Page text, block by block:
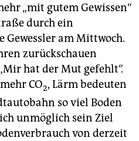
„mit gutem Gewissen“
durch ein
Gewessler am Mittwoch.
zurückschauen
hat der Mut gefehlt“.
CO2, Lärm bedeuten
so viel Boden
unmöglich sein Ziel
von derzeit